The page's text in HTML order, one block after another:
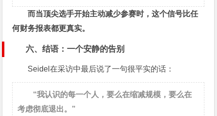
而当顶尖选手开始主动减少参赛时，这个信号比任
何财务报表都更真实。
六、结语：一个安静的告别
Seidel在采访中最后说了一句很平实的话：
“我认识的每一个人，要么在缩减规模，要么在
考虑彻底退出。”